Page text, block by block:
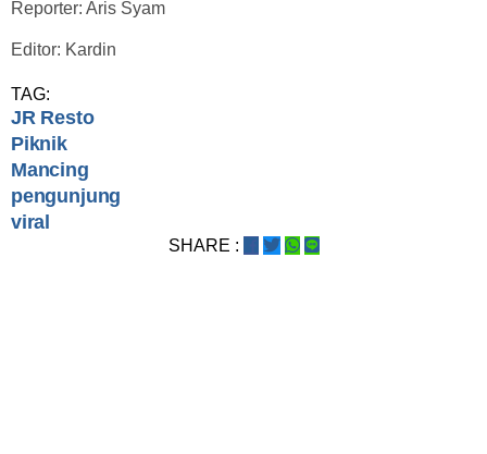
Reporter: Aris Syam
Editor: Kardin
TAG:
JR Resto
Piknik
Mancing
pengunjung
viral
SHARE :